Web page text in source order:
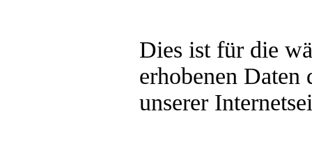
Dies ist für die
erhobenen
unserer